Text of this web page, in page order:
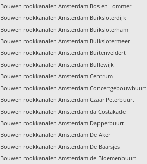
Bouwen rookkanalen Amsterdam Bos en Lommer
Bouwen rookkanalen Amsterdam Buiksloterdijk
Bouwen rookkanalen Amsterdam Buiksloterham
Bouwen rookkanalen Amsterdam Buikslotermeer
Bouwen rookkanalen Amsterdam Buitenveldert
Bouwen rookkanalen Amsterdam Bullewijk
Bouwen rookkanalen Amsterdam Centrum
Bouwen rookkanalen Amsterdam Concertgebouwbuurt
Bouwen rookkanalen Amsterdam Czaar Peterbuurt
Bouwen rookkanalen Amsterdam da Costakade
Bouwen rookkanalen Amsterdam Dapperbuurt
Bouwen rookkanalen Amsterdam De Aker
Bouwen rookkanalen Amsterdam De Baarsjes
Bouwen rookkanalen Amsterdam de Bloemenbuurt